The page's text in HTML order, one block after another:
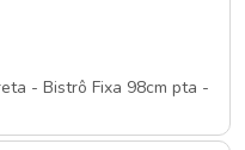
- Bistrô Fixa 98cm pta -